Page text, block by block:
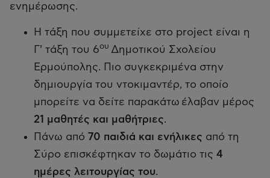
ενημέρωσης.
Η τάξη που συμμετείχε στο project είναι η
Γ' τάξη του 6ου Δημοτικού Σχολείου
Ερμούπολης. Πιο συγκεκριμένα στην
δημιουργία του ντοκιμαντέρ, το οποίο
μπορείτε να δείτε παρακάτω έλαβαν μέρος
21 μαθητές και μαθήτριες.
Πάνω από 70 παιδιά και ενήλικες από τη
Σύρο επισκέφτηκαν το δωμάτιο τις 4
ημέρες λειτουργίας του.